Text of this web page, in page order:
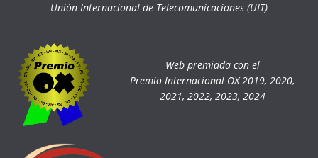
Unión Internacional de Telecomunicaciones (UIT)
Web premiada con el
Premio Internacional OX 2019, 2020,
2021, 2022, 2023, 2024